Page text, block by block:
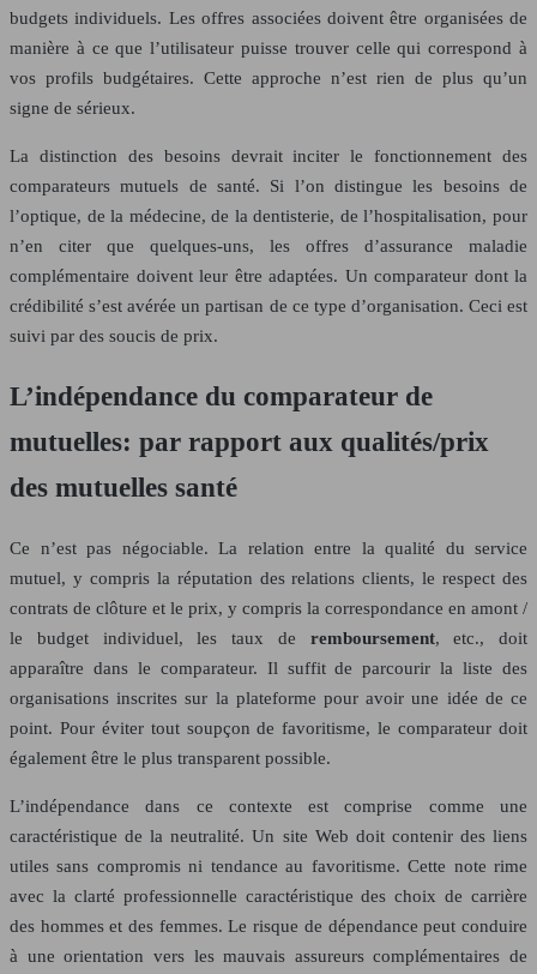
budgets individuels. Les offres associées doivent être organisées de
manière à ce que l’utilisateur puisse trouver celle qui correspond à
vos profils budgétaires. Cette approche n’est rien de plus qu’un
signe de sérieux.
La distinction des besoins devrait inciter le fonctionnement des
comparateurs mutuels de santé. Si l’on distingue les besoins de
l’optique, de la médecine, de la dentisterie, de l’hospitalisation, pour
n’en citer que quelques-uns, les offres d’assurance maladie
complémentaire doivent leur être adaptées. Un comparateur dont la
crédibilité s’est avérée un partisan de ce type d’organisation. Ceci est
suivi par des soucis de prix.
L’indépendance du comparateur de
mutuelles: par rapport aux qualités/prix
des mutuelles santé
Ce n’est pas négociable. La relation entre la qualité du service
mutuel, y compris la réputation des relations clients, le respect des
contrats de clôture et le prix, y compris la correspondance en amont /
le budget individuel, les taux de remboursement, etc., doit
apparaître dans le comparateur. Il suffit de parcourir la liste des
organisations inscrites sur la plateforme pour avoir une idée de ce
point. Pour éviter tout soupçon de favoritisme, le comparateur doit
également être le plus transparent possible.
L’indépendance dans ce contexte est comprise comme une
caractéristique de la neutralité. Un site Web doit contenir des liens
utiles sans compromis ni tendance au favoritisme. Cette note rime
avec la clarté professionnelle caractéristique des choix de carrière
des hommes et des femmes. Le risque de dépendance peut conduire
à une orientation vers les mauvais assureurs complémentaires de